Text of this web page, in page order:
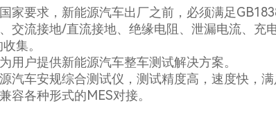
要求，新能源汽车出厂之前，必须满足
交流接地/直流接地、绝缘电阻、泄漏电流、充
集。
户提供新能源汽车整车测试解决方案。
车安规综合测试仪，测试精度高，速度快，满
容各种形式的MES对接。